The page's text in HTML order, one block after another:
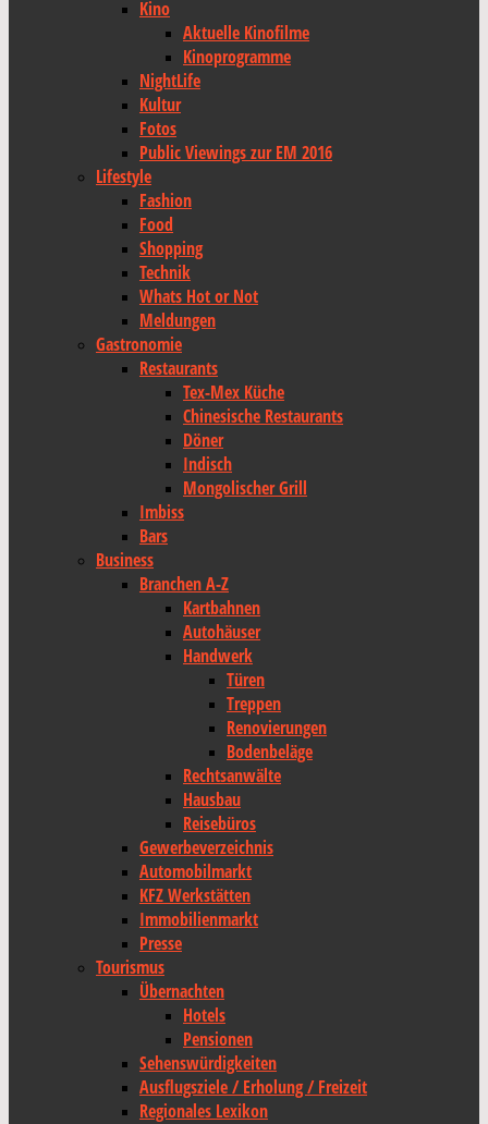
Kino
Aktuelle Kinofilme
Kinoprogramme
NightLife
Kultur
Fotos
Public Viewings zur EM 2016
Lifestyle
Fashion
Food
Shopping
Technik
Whats Hot or Not
Meldungen
Gastronomie
Restaurants
Tex-Mex Küche
Chinesische Restaurants
Döner
Indisch
Mongolischer Grill
Imbiss
Bars
Business
Branchen A-Z
Kartbahnen
Autohäuser
Handwerk
Türen
Treppen
Renovierungen
Bodenbeläge
Rechtsanwälte
Hausbau
Reisebüros
Gewerbeverzeichnis
Automobilmarkt
KFZ Werkstätten
Immobilienmarkt
Presse
Tourismus
Übernachten
Hotels
Pensionen
Sehenswürdigkeiten
Ausflugsziele / Erholung / Freizeit
Regionales Lexikon